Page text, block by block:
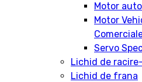
Motor
Motor
Servo
Lichid de
Lichid de frana